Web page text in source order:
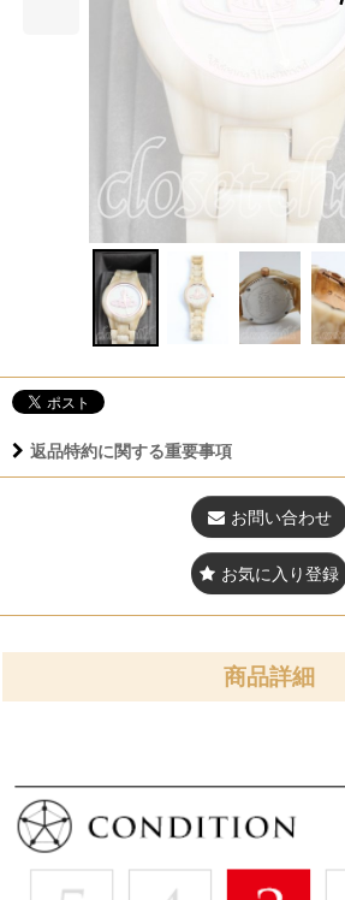
返品特約に関する重要事項
お問い合わせ
お気に入り登録
商品詳細